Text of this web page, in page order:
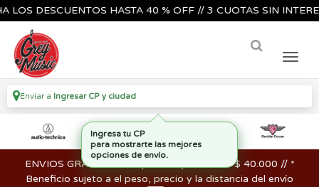
LOS DESCUENTOS HASTA 40 % OFF // 3 CUOTAS SIN
Enviar a Ingresar CP y ciudad
ENVIOS GRATIS en compras mayores a los $ 40.000 // *
Beneficio sujeto a el peso, precio y la distancia del envío
Ingresa tu CP
para mostrarte las mejores
opciones de envío.